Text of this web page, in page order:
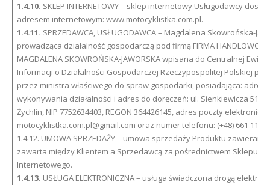
1.4.10. SKLEP INTERNETOWY – sklep internetowy Usługodawcy
adresem internetowym: www.motocyklistka.com.pl.
1.4.11. SPRZEDAWCA, USŁUGODAWCA – Magdalena Skowrońska-
prowadząca działalność gospodarczą pod firmą FIRMA HANDLOWO-
MAGDALENA SKOWROŃSKA-JAWORSKA wpisana do Centralnej
Informacji o Działalności Gospodarczej Rzeczypospolitej Polskiej
przez ministra właściwego do spraw gospodarki, posiadająca: adres
wykonywania działalności i adres do doręczeń: ul. Sienkiewicza 51,
Żychlin, NIP 7752634403, REGON 364426145, adres poczty
motocyklistka.com.pl@gmail.com oraz numer telefonu: (+48) 661 111
1.4.12. UMOWA SPRZEDAŻY – umowa sprzedaży Produktu zawierana
zawarta między Klientem a Sprzedawcą za pośrednictwem Sklepu
Internetowego.
1.4.13. USŁUGA ELEKTRONICZNA – usługa świadczona drogą